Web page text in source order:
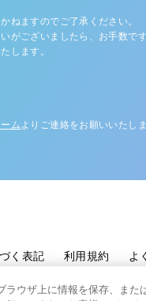
ねますのでご了承ください。
がございましたら、お手数で
します。
ムよりご連絡をお願いいたしま
く表記 利用規約 よ
ウザ上に情報を保存、また